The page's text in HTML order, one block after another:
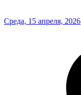
Среда, 15 апреля, 2026